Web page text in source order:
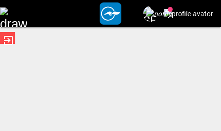
exit_to_app